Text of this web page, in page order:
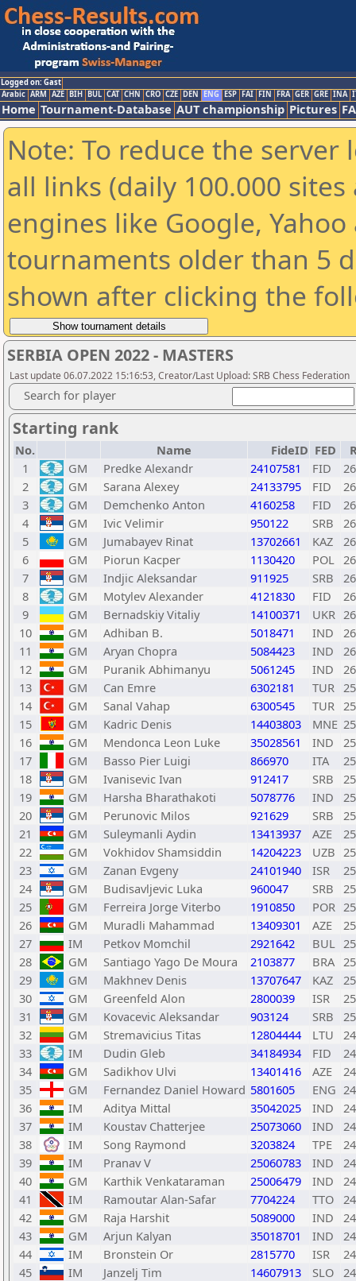
Logged on: Gast
Arabic ARM AZE BIH BUL CAT CHN CRO CZE DEN ENG ESP FAI FIN FRA GER GRE INA
Home Tournament-Database AUT championship Pictures
Note: To reduce the
all links (daily 100.000
engines like Google,
tournaments older than 5
shown after clicking the
SERBIA OPEN 2022 - MASTERS
Last update 06.07.2022 15:16:53, Creator/Last Upload: SRB Chess Federation
Search for player
Starting rank
No. Name FideID FED
1
GM Predke Alexandr 24107581 FID
2
GM Sarana Alexey 24133795 FID
3
GM Demchenko Anton 4160258 FID
4
GM Ivic Velimir 950122 SRB
5
GM Jumabayev Rinat 13702661 KAZ
6
GM Piorun Kacper 1130420 POL
7
GM Indjic Aleksandar 911925 SRB
8
GM Motylev Alexander 4121830 FID
9
GM Bernadskiy Vitaliy 14100371 UKR
10
GM Adhiban B. 5018471 IND
11
GM Aryan Chopra 5084423 IND
12
GM Puranik Abhimanyu 5061245 IND
13
GM Can Emre 6302181 TUR
14
GM Sanal Vahap 6300545 TUR
15
GM Kadric Denis 14403803 MNE
16
GM Mendonca Leon Luke 35028561 IND
17
GM Basso Pier Luigi 866970 ITA
18
GM Ivanisevic Ivan 912417 SRB
19
GM Harsha Bharathakoti 5078776 IND
20
GM Perunovic Milos 921629 SRB
21
GM Suleymanli Aydin 13413937 AZE
22
GM Vokhidov Shamsiddin 14204223 UZB
23
GM Zanan Evgeny 24101940 ISR
24
GM Budisavljevic Luka 960047 SRB
25
GM Ferreira Jorge Viterbo 1910850 POR
26
GM Muradli Mahammad 13409301 AZE
27
IM Petkov Momchil 2921642 BUL
28
GM Santiago Yago De Moura 2103877 BRA
29
GM Makhnev Denis 13707647 KAZ
30
GM Greenfeld Alon 2800039 ISR
31
GM Kovacevic Aleksandar 903124 SRB
32
GM Stremavicius Titas 12804444 LTU
33
IM Dudin Gleb 34184934 FID
34
GM Sadikhov Ulvi 13401416 AZE
35
GM Fernandez Daniel Howard 5801605 ENG
36
IM Aditya Mittal 35042025 IND
37
IM Koustav Chatterjee 25073060 IND
38
IM Song Raymond 3203824 TPE
39
IM Pranav V 25060783 IND
40
GM Karthik Venkataraman 25006479 IND
41
IM Ramoutar Alan-Safar 7704224 TTO
42
GM Raja Harshit 5089000 IND
43
GM Arjun Kalyan 35018701 IND
44
IM Bronstein Or 2815770 ISR
45
IM Janzelj Tim 14607913 SLO